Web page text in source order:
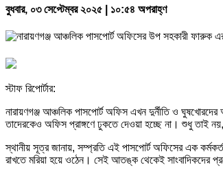
বুধবার, ০৩ সেপ্টেম্বর ২০২৫ | ১০:৫৪ অপরাহ্ণ
স্টাফ রিপোর্টার:
নারায়ণগঞ্জ আঞ্চলিক পাসপোর্ট অফিস এখন দুর্নীতি ও
তাদেরকেও অফিস প্রাঙ্গণে ঢুকতে দেওয়া হচ্ছে না। শুধু তাই নয়,
স্থানীয় সূত্র জানায়, সম্প্রতি এই পাসপোর্ট অফিসের এক
রাখতে মরিয়া হয়ে ওঠেন। সেই আতঙ্ক থেকেই সাংবাদিকদের